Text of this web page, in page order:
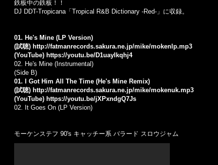
鉄板中の鉄板！！
DJ DDT-Tropicana「Tropical R&B Dictionary -Red-」に収録。
01. He's Mine (LP Version)
(試聴) http://fatmanrecords.sakura.ne.jp/mike/mokenlp.mp3
(YouTube) https://youtu.be/D1uayIkqhj4
02. He's Mine (Instrumental)
(Side B)
01. I Got Him All The Time (He's Mine Remix)
(試聴) http://fatmanrecords.sakura.ne.jp/mike/mokenuk.mp3
(YouTube) https://youtu.be/jXPxndgQ7Js
02. It Goes On (LP Version)
モーケンステフ 90's キャッチー系 バラード スロウジャム